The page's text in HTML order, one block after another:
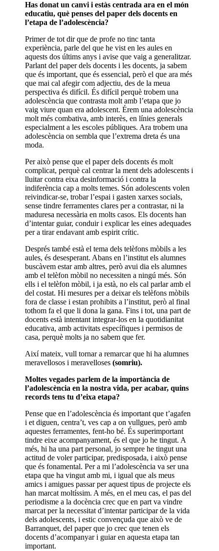
Has donat un canvi i estàs centrada ara en el món
educatiu, què penses del paper dels docents en
l’etapa de l’adolescència?
Primer de tot dir que de profe no tinc tanta
experiència, parle del que he vist en les aules en
aquests dos últims anys i avise que vaig a generalitzar.
Parlant del paper dels docents i les docents, ja sabem
que és important, que és essencial, però el que ara més
que mai cal afegir com adjectiu, des de la meua
perspectiva és difícil. És difícil perquè trobem una
adolescència que contrasta molt amb l’etapa que jo
vaig viure quan era adolescent. Érem una adolescència
molt més combativa, amb interès, en línies generals
especialment a les escoles públiques. Ara trobem una
adolescència on sembla que l’extrema dreta és una
moda.
Per això pense que el paper dels docents és molt
complicat, perquè cal centrar la ment dels adolescents i
lluitar contra eixa desinformació i contra la
indiferència cap a molts temes. Són adolescents volen
reivindicar-se, trobar l’espai i gasten xarxes socials,
sense tindre ferramentes clares per a contrastar, ni la
maduresa necessària en molts casos. Els docents han
d’intentar guiar, conduir i explicar les eines adequades
per a tirar endavant amb espirit crític.
Després també està el tema dels telèfons mòbils a les
aules, és desesperant. Abans en l’institut els alumnes
buscàvem estar amb altres, però avui dia els alumnes
amb el telèfon mòbil no necessiten a ningú més. Són
ells i el telèfon mòbil, i ja està, no els cal parlar amb el
del costat. Hi mesures per a deixar els telèfons mòbils
fora de classe i estan prohibits a l’institut, però al final
tothom fa el que li dona la gana. Fins i tot, una part de
docents està intentant integrar-los en la quotidianitat
educativa, amb activitats específiques i permisos de
casa, perquè molts ja no sabem que fer.
Així mateix, vull tornar a remarcar que hi ha alumnes
meravellosos i meravelloses(somriu).
Moltes vegades parlem de la importància de
l’adolescència en la nostra vida, per acabar, quins
records tens tu d’eixa etapa?
Pense que en l’adolescència és important que t’agafen
i et diguen, centra’t, ves cap a on vullgues, però amb
aquestes ferramentes, fent-ho bé. És superimportant
tindre eixe acompanyament, és el que jo he tingut. A
més, hi ha una part personal, jo sempre he tingut una
actitud de voler participar, predisposada, i això pense
que és fonamental. Per a mi l’adolescència va ser una
etapa que ha vingut amb mi, i igual que als meus
amics i amigues passar per aquest tipus de projecte els
han marcat moltíssim. A més, en el meu cas, el pas del
periodisme a la docència crec que en part va vindre
marcat per la necessitat d’intentar participar de la vida
dels adolescents, i estic convençuda que això ve de
Barranquet, del paper que jo crec que tenen els
docents d’acompanyar i guiar en aquesta etapa tan
important.